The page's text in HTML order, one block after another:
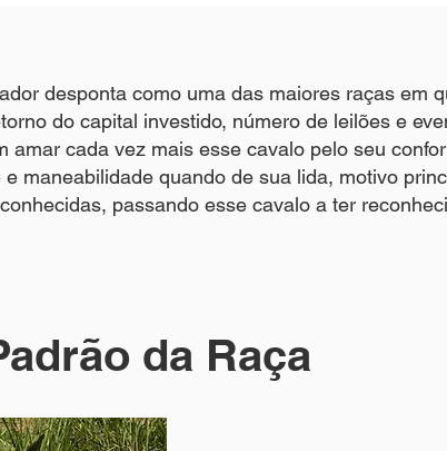
desponta como uma das maiores raças em
do capital investido, número de leilões e
amar cada vez mais esse cavalo pelo seu
maneabilidade quando de sua lida, motivo
passando esse cavalo a ter
da Raça